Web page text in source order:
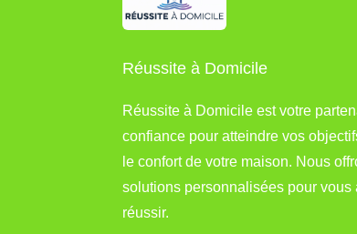
Réussite à Domicile
Réussite à Domicile est votre
confiance pour atteindre vos
le confort de votre maison. Nous
solutions personnalisées pour vous
réussir.